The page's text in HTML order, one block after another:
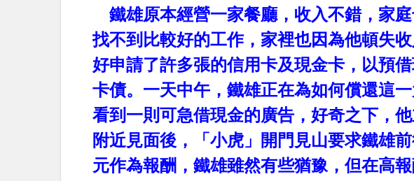
鐵雄原本經營一家餐廳，收入不錯，家
找不到比較好的工作，家裡也因為他頓失
好申請了許多張的信用卡及現金卡，以預
卡債。一天中午，鐵雄正在為如何償還這
看到一則可急借現金的廣告，好奇之下，
附近見面後，「小虎」開門見山要求鐵雄
元作為報酬，鐵雄雖然有些猶豫，但在高